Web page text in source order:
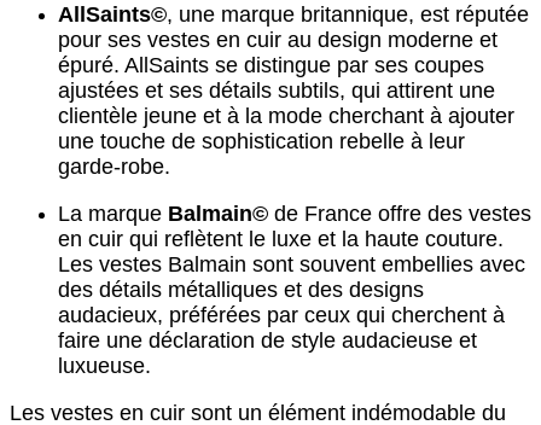
AllSaints©, une marque britannique, est réputée
pour ses vestes en cuir au design moderne et
épuré. AllSaints se distingue par ses coupes
ajustées et ses détails subtils, qui attirent une
clientèle jeune et à la mode cherchant à ajouter
une touche de sophistication rebelle à leur
garde-robe.
La marque Balmain© de France offre des vestes
en cuir qui reflètent le luxe et la haute couture.
Les vestes Balmain sont souvent embellies avec
des détails métalliques et des designs
audacieux, préférées par ceux qui cherchent à
faire une déclaration de style audacieuse et
luxueuse.
Les vestes en cuir sont un élément indémodable du